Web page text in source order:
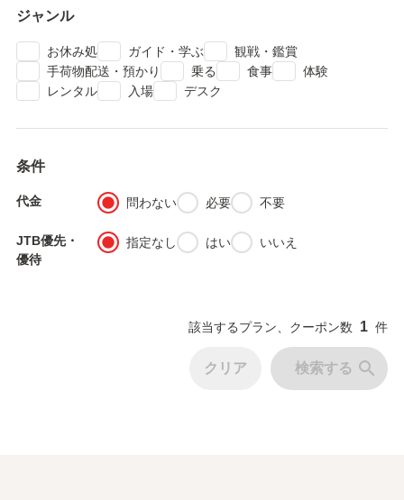
ジャンル
お休み処 ガイド・学ぶ 観戦・鑑賞
手荷物配送・預かり 乗る 食事 体験
レンタル 入場 デスク
条件
代金 fiber_manual_record 問わないfiber_manual_record 必要fiber_manual_record 不要
JTB優先・
優待
fiber_manual_record 指定なし fiber_manual_record はいfiber_manual_record いいえ
該当するプラン、クーポン数 1 件
クリア 検索する search